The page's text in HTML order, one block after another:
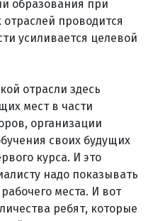
образования при
отраслей проводится
усиливается целевой
отрасли здесь
мест в части
организации
своих будущих
курса. И это
надо показывать
места. И вот
ребят, которые